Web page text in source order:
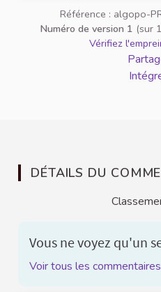
Référence : algopo-
Numéro de version 1 (sur
Vérifiez
DÉTAILS DU
Vous ne voyez qu'un
Voir tous les commentaires